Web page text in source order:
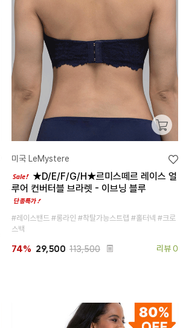
미국 LeMystere
★D/E/F/G/H★르미스떼르 레이스 얼
루어 컨버터블 브라렛 - 이브닝 블루
#레이스밴드 #롱라인 #착탈가능스트랩 #홀터넥 #크로
스백
74% 29,500 113,500 리뷰 0